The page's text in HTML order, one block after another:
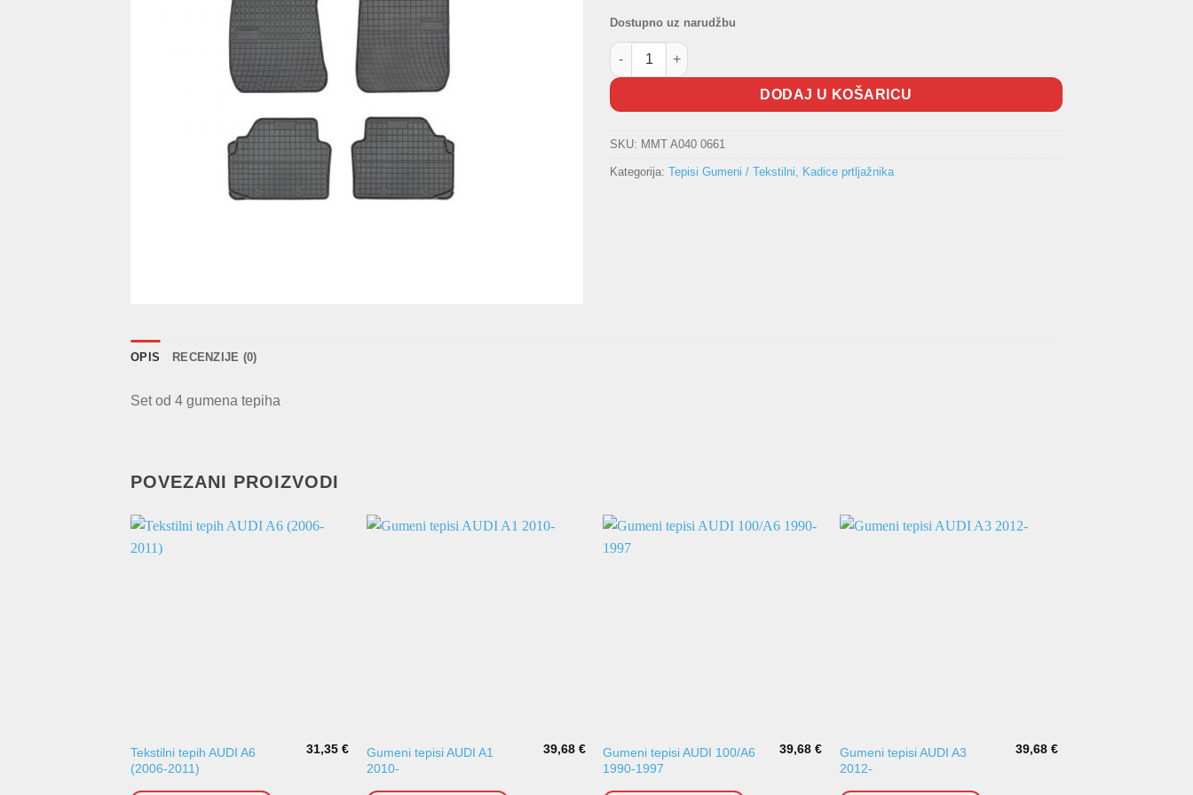
Dostupno uz narudžbu
Gumeni tepisi BMW 3 E90/E91/E92 2005-2012 količina
DODAJ U KOŠARICU
SKU: MMT A040 0661
Kategorija: Tepisi Gumeni / Tekstilni, Kadice prtljažnika
OPIS RECENZIJE (0)
Set od 4 gumena tepiha
POVEZANI PROIZVODI
Tekstilni tepih AUDI A6
(2006-2011)
31,35€
Gumeni tepisi AUDI A1
2010-
39,68 €
Gumeni tepisi AUDI 100/A6
1990-1997
39,68 €
Gumeni tepisi AUDI A3
2012-
39,68€